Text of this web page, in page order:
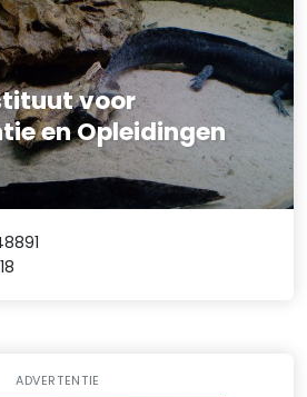
voor
en Opleidingen
ADVERTENTIE